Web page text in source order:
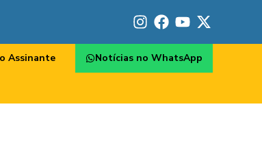
Assinante Notícias no WhatsApp